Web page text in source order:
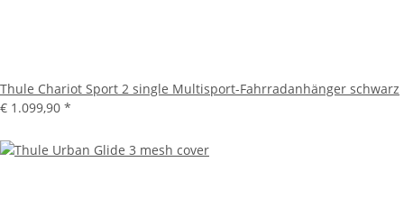
Thule Chariot Sport 2 single Multisport-Fahrradanhänger schwarz
€ 1.099,90 *